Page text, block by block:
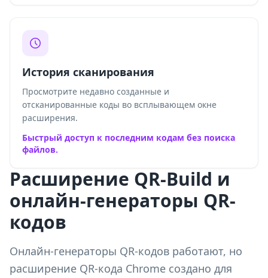
История сканирования
Просмотрите недавно созданные и
отсканированные коды во всплывающем окне
расширения.
Быстрый доступ к последним кодам без поиска
файлов.
Расширение QR-Build и
онлайн-генераторы QR-
кодов
Онлайн-генераторы QR-кодов работают, но
расширение QR-кода Chrome создано для